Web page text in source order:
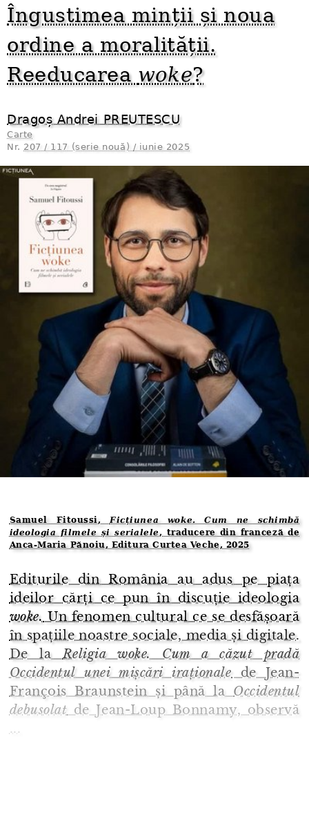
Îngustimea minții și noua
ordine a moralității.
Reeducarea woke?
Dragoș Andrei PREUTESCU
Carte
Nr. 207 / 117 (serie nouă) / iunie 2025
Samuel Fitoussi,Ficțiunea woke. Cum ne schimbă
ideologia filmele și serialele, traducere din franceză de
Anca-Maria Pănoiu, Editura Curtea Veche, 2025
Editurile din România au adus pe piața
ideilor cărți ce pun în discuție ideologia
woke. Un fenomen cultural ce se desfășoară
în spațiile noastre sociale, media și digitale.
De laReligia woke. Cum a căzut pradă
Occidentul unei mișcări iraționale de Jean-
François Braunstein și până la Occidentul
debusolat de Jean-Loup Bonnamy, observă
...